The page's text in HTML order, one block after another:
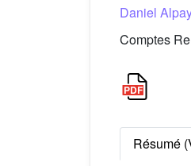
Daniel
Comptes
Résumé